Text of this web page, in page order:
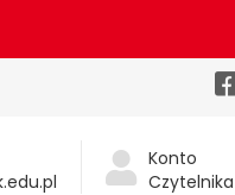
Konto
Czytelnika